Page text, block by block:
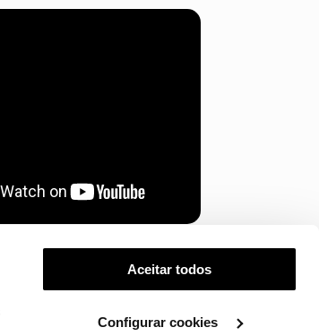
Aceitar todos
Configurar cookies